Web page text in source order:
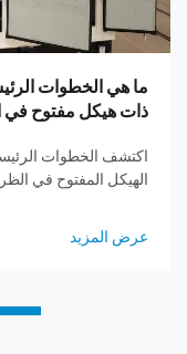
ما هي الخطوات
ذات هيكل مفتوح في
اكتشف الخطوات
الهيكل المفتوح في
عرض المزيد